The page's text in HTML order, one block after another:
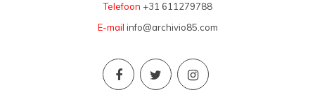
Telefoon +31 611279788
E-mail info@archivio85.com